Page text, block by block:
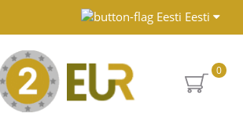
Eesti
0